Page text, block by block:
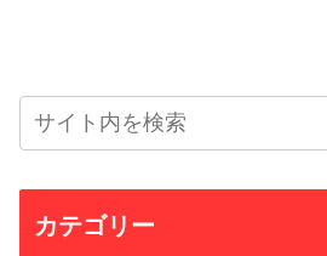
カテゴリー